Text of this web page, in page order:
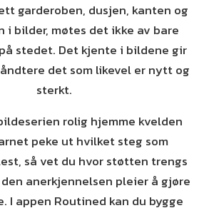
garderoben, dusjen, kanten og
i bilder, møtes det ikke av bare
stedet. Det kjente i bildene gir
det som likevel er nytt og
sterkt.
rolig hjemme kvelden
peke ut hvilket steg som
så vet du hvor støtten trengs
anerkjennelsen pleier å gjøre
I appen Routined kan du bygge